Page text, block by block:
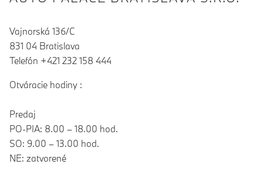
Vajnorská 136/C
831 04 Bratislava
Telefón +421 232 158 444
Otváracie hodiny :
Predaj
PO-PIA: 8.00 – 18.00 hod.
SO: 9.00 – 13.00 hod.
NE: zatvorené